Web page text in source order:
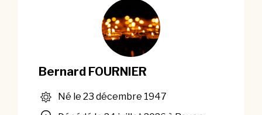
Bernard FOURNIER
Né le 23 décembre 1947